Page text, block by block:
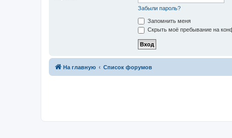
Забыли пароль?
Запомнить меня
Скрыть моё пребывание на
На главную Список форумов